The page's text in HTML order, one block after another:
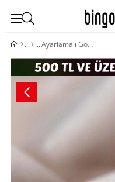
Ayarlamalı Gold Renk Metal Zirkon ve Kristal Taşlı Dikdörtgen Model Yüzük